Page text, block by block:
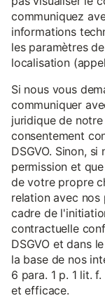
communiquez
informations
les paramètres
localisation
Si nous vous
communiquer
juridique de
consentement
DSGVO. Sinon,
permission et
de votre propre
relation avec
cadre de
contractuelle
DSGVO et dans
la base de nos
6 para. 1 p. 1 lit.
et efficace.